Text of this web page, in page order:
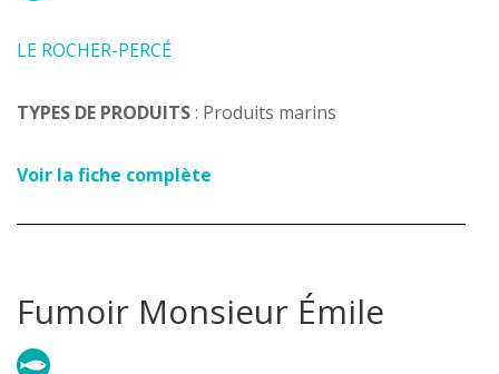
LE ROCHER-PERCÉ
TYPES DE PRODUITS: Produits marins
Voir la fiche complète
Fumoir Monsieur Émile